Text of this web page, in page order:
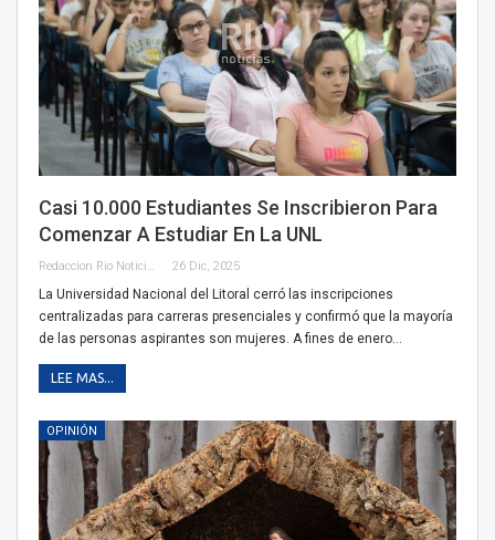
Casi 10.000 Estudiantes Se Inscribieron Para
Comenzar A Estudiar En La UNL
Redaccion Rio Noticias 26 Dic, 2025
La Universidad Nacional del Litoral cerró las inscripciones
centralizadas para carreras presenciales y confirmó que la mayoría
de las personas aspirantes son mujeres. A fines de enero…
LEE MAS...
OPINIÓN